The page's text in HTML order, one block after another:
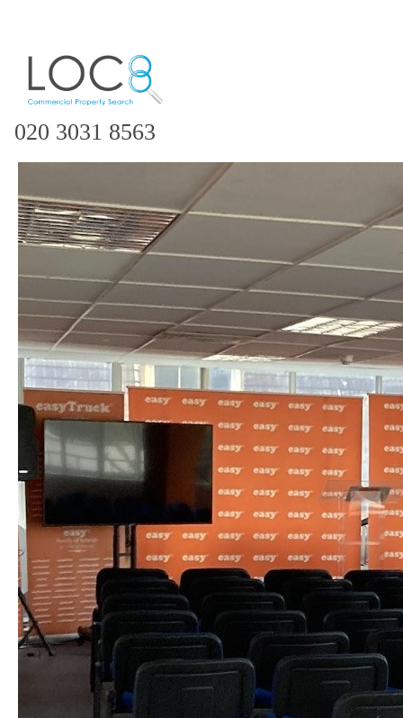
020 3031 8563